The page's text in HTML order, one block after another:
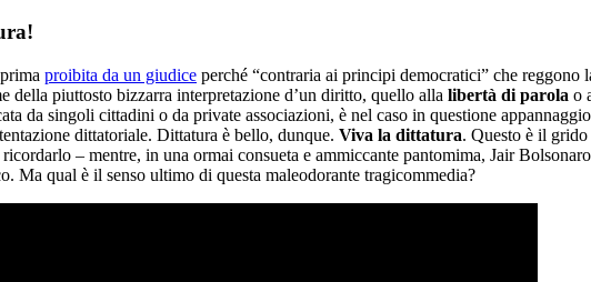
proibita da un giudice perché “contraria ai principi democratici” che
della piuttosto bizzarra interpretazione d’un diritto, quello alla libertà di parola o
da singoli cittadini o da private associazioni, è nel caso in questione
dittatoriale. Dittatura è bello, dunque. Viva la dittatura. Questo è il
– mentre, in una ormai consueta e ammiccante pantomima, Jair
Ma qual è il senso ultimo di questa maleodorante tragicommedia?